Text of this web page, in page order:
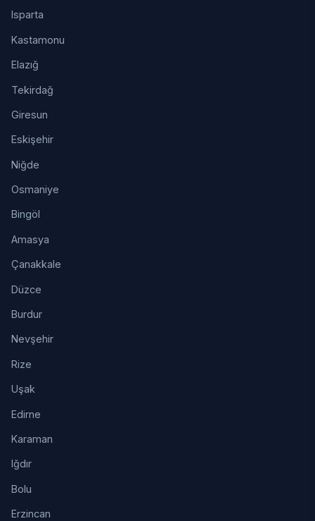
Isparta
Kastamonu
Elazığ
Tekirdağ
Giresun
Eskişehir
Niğde
Osmaniye
Bingöl
Amasya
Çanakkale
Düzce
Burdur
Nevşehir
Rize
Uşak
Edirne
Karaman
Iğdır
Bolu
Erzincan